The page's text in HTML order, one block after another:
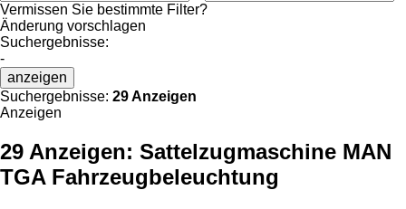
Vermissen Sie bestimmte Filter?
Änderung vorschlagen
Suchergebnisse:
-
anzeigen
Suchergebnisse: 29 Anzeigen
Anzeigen
29 Anzeigen: Sattelzugmaschine MAN
TGA Fahrzeugbeleuchtung